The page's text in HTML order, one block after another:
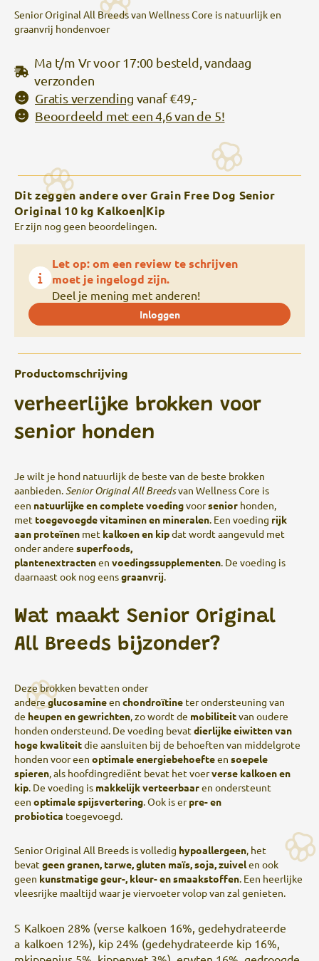
Senior Original All Breeds van Wellness Core is natuurlijk en
graanvrij hondenvoer
Ma t/m Vr voor 17:00 besteld, vandaag
verzonden
Gratis verzending vanaf €49,-
Beoordeeld met een 4,6 van de 5!
Dit zeggen andere over Grain Free Dog Senior
Original 10 kg Kalkoen|Kip
Er zijn nog geen beoordelingen.
Let op: om een review te schrijven
moet je ingelogd zijn.
Deel je mening met anderen!
Inloggen
Productomschrijving
verheerlijke brokken voor
senior honden
Je wilt je hond natuurlijk de beste van de beste brokken
aanbieden.Senior Original All Breedsvan Wellness Core is
een natuurlijke en complete voedingvoorsenior honden,
met toegevoegde vitaminen en mineralen. Een voeding rijk
aan proteïnen met kalkoen en kipdat wordt aangevuld met
onder andere superfoods,
plantenextractenen voedingssupplementen. De voeding is
daarnaast ook nog eensgraanvrij.
Wat maakt Senior Original
All Breeds bijzonder?
Deze brokken bevatten onder
andere glucosamineen chondroïtine ter ondersteuning van
de heupen en gewrichten, zo wordt de mobiliteitvan oudere
honden ondersteund. De voeding bevat dierlijke eiwitten van
hoge kwaliteitdie aansluiten bij de behoeften van middelgrote
honden voor een optimale energiebehoefteen soepele
spieren, als hoofdingrediënt bevat het voerverse kalkoen en
kip. De voeding is makkelijk verteerbaaren ondersteunt
een optimale spijsvertering. Ook is erpre- en
probiotica toegevoegd.
Senior Original All Breeds is volledig hypoallergeen, het
bevat geen granen, tarwe, gluten maïs, soja, zuivelen ook
geen kunstmatige geur-, kleur- en smaakstoffen. Een heerlijke
vleesrijke maaltijd waar je viervoeter volop van zal genieten.
S
a
Kalkoen 28% (verse kalkoen 16%, gedehydrateerde
kalkoen 12%), kip 24% (gedehydrateerde kip 16%,